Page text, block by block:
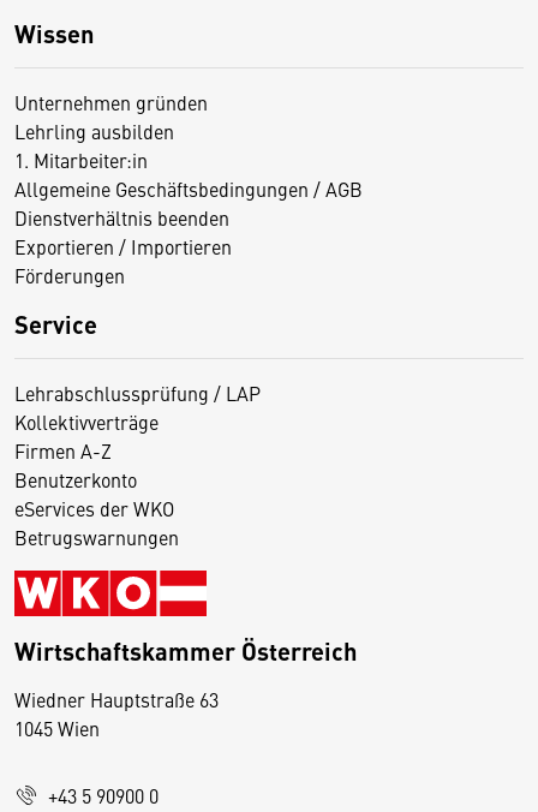
Wissen
Unternehmen gründen
Lehrling ausbilden
1. Mitarbeiter:in
Allgemeine Geschäftsbedingungen / AGB
Dienstverhältnis beenden
Exportieren / Importieren
Förderungen
Service
Lehrabschlussprüfung / LAP
Kollektivverträge
Firmen A-Z
Benutzerkonto
eServices der WKO
Betrugswarnungen
Wirtschaftskammer Österreich
Wiedner Hauptstraße 63
1045 Wien
+43 5 90900 0
D
s